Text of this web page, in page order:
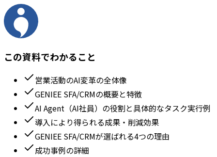
この資料でわかること
営業活動のAI変革の全体像
GENIEE SFA/CRMの概要と特徴
AI Agent（AI社員）の役割と具体的なタスク実行例
導入により得られる成果・削減効果
GENIEE SFA/CRMが選ばれる4つの理由
成功事例の詳細